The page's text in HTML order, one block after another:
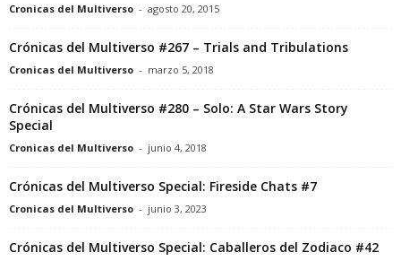
Cronicas del Multiverso - agosto 20, 2015
Crónicas del Multiverso #267 – Trials and Tribulations
Cronicas del Multiverso - marzo 5, 2018
Crónicas del Multiverso #280 – Solo: A Star Wars Story
Special
Cronicas del Multiverso - junio 4, 2018
Crónicas del Multiverso Special: Fireside Chats #7
Cronicas del Multiverso - junio 3, 2023
Crónicas del Multiverso Special: Caballeros del Zodiaco #42